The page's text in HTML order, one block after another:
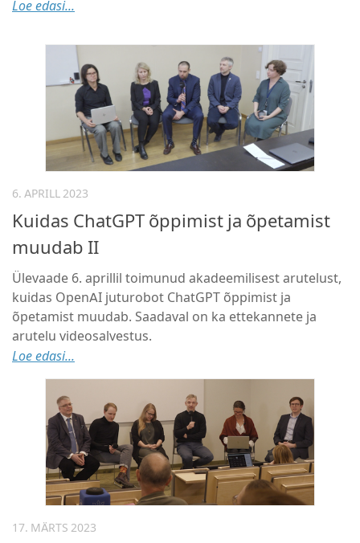
Loe edasi...
6. APRILL 2023
Kuidas ChatGPT õppimist ja õpetamist
muudab II
Ülevaade 6. aprillil toimunud akadeemilisest arutelust,
kuidas OpenAI juturobot ChatGPT õppimist ja
õpetamist muudab. Saadaval on ka ettekannete ja
arutelu videosalvestus.
Loe edasi...
17. MÄRTS 2023